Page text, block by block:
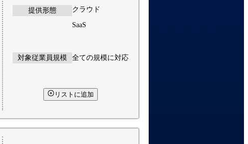
提供形態 クラウド
SaaS
対象従業員規模 全ての規模に対応
リストに追加